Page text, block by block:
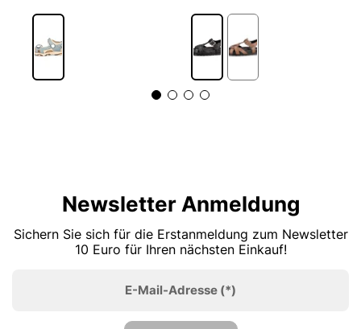
Newsletter Anmeldung
Sichern Sie sich für die Erstanmeldung zum Newsletter
10 Euro für Ihren nächsten Einkauf!
E-Mail-Adresse (*)